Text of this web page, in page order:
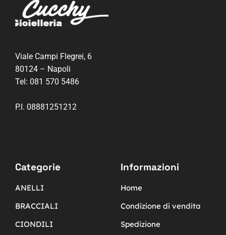
Viale Campi Flegrei, 6
80124 – Napoli
Tel: 081 570 5486
P.I. 08881251212
Categorie
ANELLI
BRACCIALI
CIONDILI
Informazioni
Home
Condizione di vendita
Spedizione